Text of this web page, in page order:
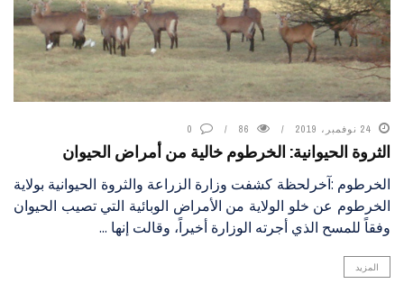
24 نوفمبر، 2019 86
0
الثروة الحيوانية: الخرطوم خالية من أمراض الحيوان
الخرطوم :آخرلحظة كشفت وزارة الزراعة والثروة الحيوانية بولاية
الخرطوم عن خلو الولاية من الأمراض الوبائية التي تصيب الحيوان
وفقاً للمسح الذي أجرته الوزارة أخيراً، وقالت إنها ...
المزيد